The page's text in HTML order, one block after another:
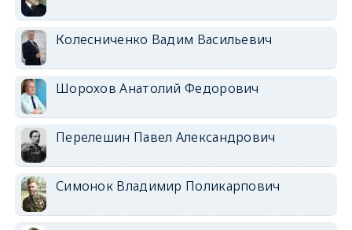
Колесниченко Вадим Васильевич
Шорохов Анатолий Федорович
Перелешин Павел Александрович
Симонок Владимир Поликарпович